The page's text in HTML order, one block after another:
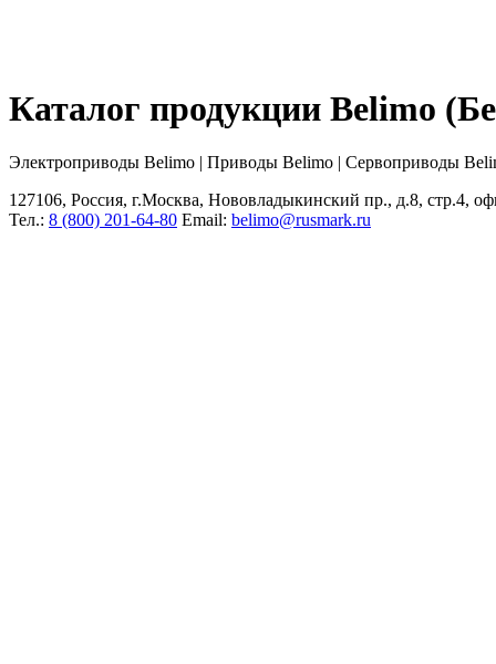
Каталог продукции Belimo
Электроприводы Belimo | Приводы Belimo | Сервоприводы
127106, Россия, г.Москва, Нововладыкинский пр., д.8, стр.4,
Тел.: 8 (800) 201-64-80 Еmail: belimo@rusmark.ru